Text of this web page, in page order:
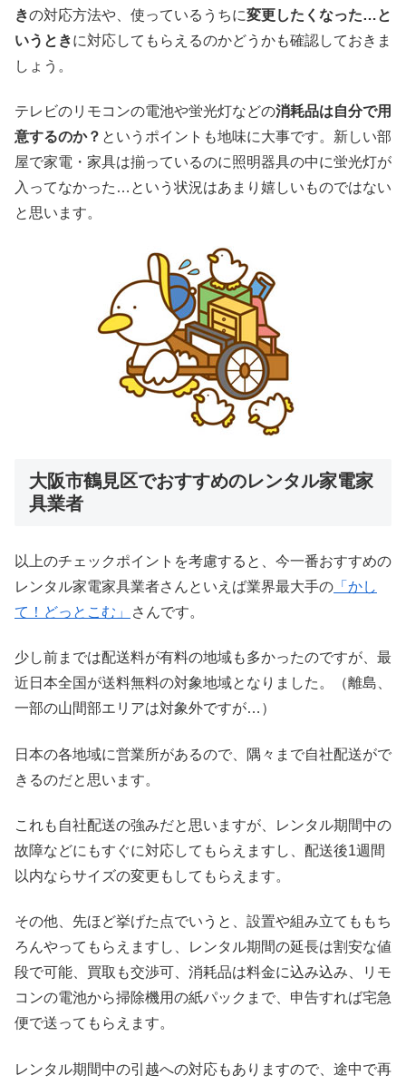
きの対応方法や、使っているうちに変更したくなった…と
いうときに対応してもらえるのかどうかも確認しておきま
しょう。
テレビのリモコンの電池や蛍光灯などの消耗品は自分で用
意するのか？ というポイントも地味に大事です。新しい部
屋で家電・家具は揃っているのに照明器具の中に蛍光灯が
入ってなかった…という状況はあまり嬉しいものではない
と思います。
大阪市鶴見区でおすすめのレンタル家電家
具業者
以上のチェックポイントを考慮すると、今一番おすすめの
レンタル家電家具業者さんといえば業界最大手の 「かし
て！どっとこむ」
さんです。
少し前までは配送料が有料の地域も多かったのですが、最
近日本全国が送料無料の対象地域となりました。（離島、
一部の山間部エリアは対象外ですが…）
日本の各地域に営業所があるので、隅々まで自社配送がで
きるのだと思います。
これも自社配送の強みだと思いますが、レンタル期間中の
故障などにもすぐに対応してもらえますし、配送後1週間
以内ならサイズの変更もしてもらえます。
その他、先ほど挙げた点でいうと、設置や組み立てももち
ろんやってもらえますし、レンタル期間の延長は割安な値
段で可能、買取も交渉可、消耗品は料金に込み込み、リモ
コンの電池から掃除機用の紙パックまで、申告すれば宅急
便で送ってもらえます。
レンタル期間中の引越への対応もありますので、途中で再